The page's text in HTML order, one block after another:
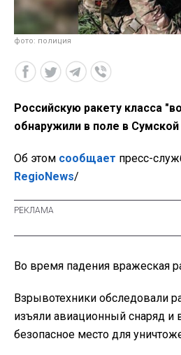
фото: полиция
Российскую ракету класса
обнаружили в поле в
Об этом сообщает пресс-
RegioNews/
Во время падения вражеская
Взрывотехники обследовали
изъяли авиационный снаряд и
безопасное место для